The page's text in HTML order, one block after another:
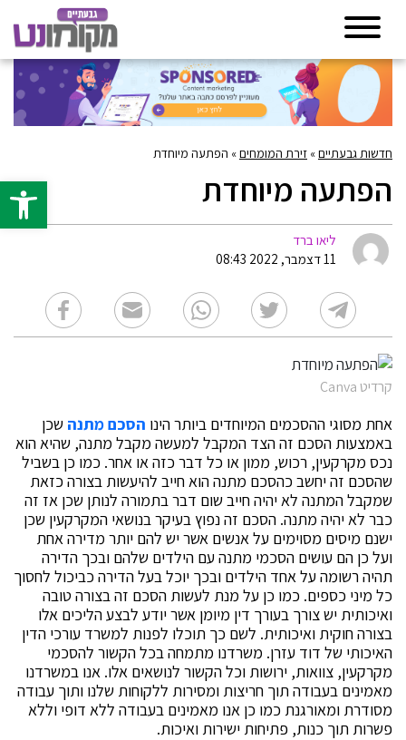
פתח
חדשות גבעתיים» זירת המומחים» הפתעה מיוחדת
הפתעה מיוחדת
ליאו ברד
11 דצמבר, 2022 08:43
קרדיט Canva
אחת מסוגי ההסכמים המיוחדים ביותר הינו הסכם מתנה שכן
באמצעות הסכם זה הצד המקבל למעשה מקבל מתנה, שהיא הוא
נכס מקרקעין, רכוש, ממון או כל דבר כזה או אחר. כמו כן בשביל
שהסכם זה יחשב כהסכם מתנה הוא חייב להיעשות בצורה כזאת
שמקבל המתנה לא יהיה חייב שום דבר בתמורה לנותן שכן אז זה
כבר לא יהיה מתנה. הסכם זה נפוץ בעיקר בנושאי המקרקעין שכן
ישנם מיסים מסוימים על אנשים אשר יש להם יותר מדירה אחת
ועל כן הם עושים הסכמי מתנה עם הילדים שלהם ובכך הדירה
תהיה רשומה על אחד הילדים ובכך יוכל בעל הדירה כביכול לחסוך
כל מיני כספים. כמו כן על מנת לעשות הסכם זה בצורה טובה
ואיכותית יש צורך בעורך דין מיומן אשר יודע לבצע הליכים אלו
בצורה חוקית ואיכותית. לשם כך תוכלו לפנות למשרד עורכי הדין
האיכותי של דוד עזרן. משרדנו מתמחה בכל הקשור להסכמי
מקרקעין, צוואות, ירושות וכל הקשור לנושאים אלו. אנו במשרדנו
מאמינים בעבודה תוך חריצות ומסירות ללקוחות שלנו ותוך עבודה
מסודרת ומאורגנת כמו כן אנו מאמינים בעבודה ללא דופי וללא
פשרות תוך כנות, פתיחות ישירות ואיכות.